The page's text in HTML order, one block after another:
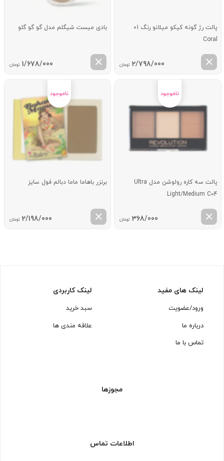
پالت رژ گونه کیکو میلانو رنگ 01
Coral
2/798/000 تومان
بادی میست شیگلم مدل گو گو گلو
1/678/000 تومان
پالت سه کاره رولوشن مدل Ultra
Light/Medium C04
368/000 تومان
برنزر باهاما ماما دبالم فول سایز
2/198/000 تومان
لینک های مفید
ورود/عضویت
درباره ما
تماس با ما
لینک کاربردی
سبد خرید
علاقه مندی ها
مجوزها
اطلاعات تماس